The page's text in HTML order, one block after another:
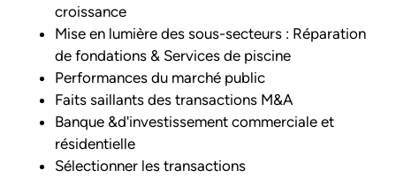
croissance
Mise en lumière des sous-secteurs : Réparation
de fondations & Services de piscine
Performances du marché public
Faits saillants des transactions M&A
Banque &d'investissement commerciale et
résidentielle
Sélectionner les transactions